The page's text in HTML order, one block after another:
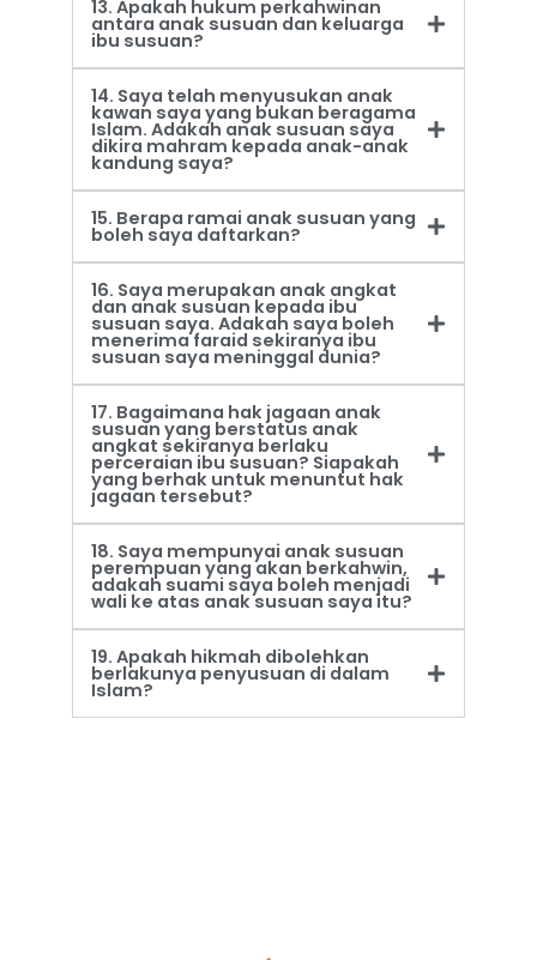
13. Apakah hukum perkahwinan
antara anak susuan dan keluarga
ibu susuan?
14. Saya telah menyusukan anak
kawan saya yang bukan beragama
Islam. Adakah anak susuan saya
dikira mahram kepada anak-anak
kandung saya?
15. Berapa ramai anak susuan yang
boleh saya daftarkan?
16. Saya merupakan anak angkat
dan anak susuan kepada ibu
susuan saya. Adakah saya boleh
menerima faraid sekiranya ibu
susuan saya meninggal dunia?
17. Bagaimana hak jagaan anak
susuan yang berstatus anak
angkat sekiranya berlaku
perceraian ibu susuan? Siapakah
yang berhak untuk menuntut hak
jagaan tersebut?
18. Saya mempunyai anak susuan
perempuan yang akan berkahwin,
adakah suami saya boleh menjadi
wali ke atas anak susuan saya itu?
19. Apakah hikmah dibolehkan
berlakunya penyusuan di dalam
Islam?